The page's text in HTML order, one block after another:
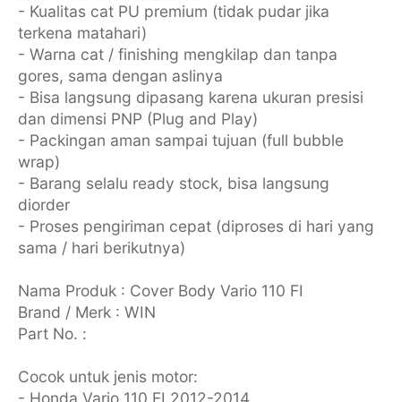
- Kualitas cat PU premium (tidak pudar jika
terkena matahari)
- Warna cat / finishing mengkilap dan tanpa
gores, sama dengan aslinya
- Bisa langsung dipasang karena ukuran presisi
dan dimensi PNP (Plug and Play)
- Packingan aman sampai tujuan (full bubble
wrap)
- Barang selalu ready stock, bisa langsung
diorder
- Proses pengiriman cepat (diproses di hari yang
sama / hari berikutnya)
Nama Produk : Cover Body Vario 110 FI
Brand / Merk : WIN
Part No. :
Cocok untuk jenis motor:
- Honda Vario 110 FI 2012-2014